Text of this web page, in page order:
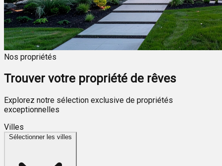
Nos propriétés
Trouver votre propriété de rêves
Explorez notre sélection exclusive de propriétés
exceptionnelles
Villes
Sélectionner les villes